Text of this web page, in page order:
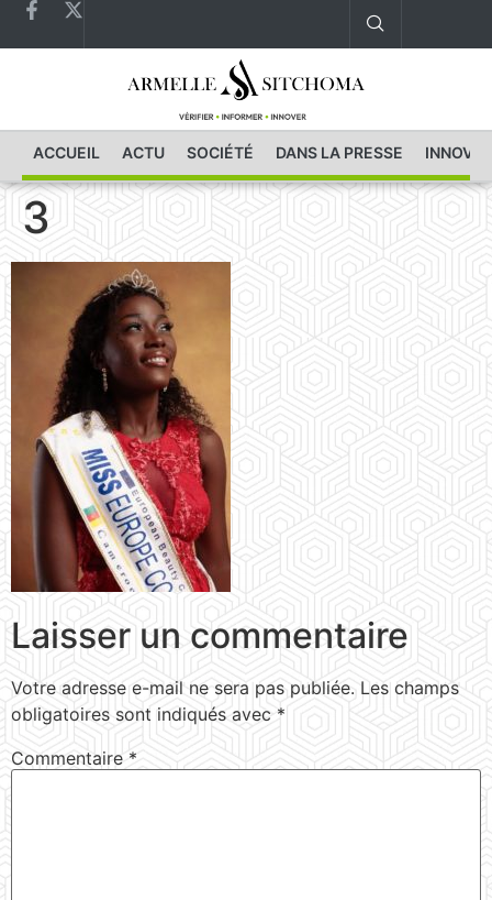
ACCUEIL ACTU SOCIÉTÉ DANS LA PRESSE
3
Laisser un commentaire
Votre adresse e-mail ne sera pas publiée. Les champs
obligatoires sont indiqués avec *
Commentaire*